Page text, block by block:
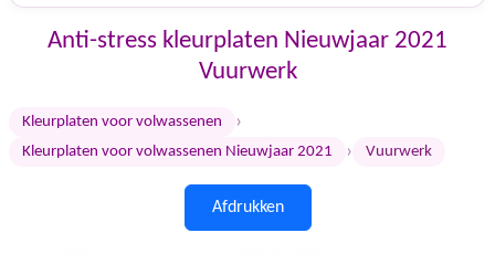
Anti-stress kleurplaten Nieuwjaar 2021
Vuurwerk
Kleurplaten voor volwassenen ›
Kleurplaten voor volwassenen Nieuwjaar 2021 › Vuurwerk
Afdrukken